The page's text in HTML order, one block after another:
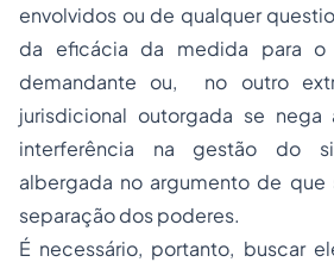
envolvidos ou de qualquer
da eficácia da medida para
demandante ou, no outro
jurisdicional outorgada se nega
interferência na gestão do
albergada no argumento de que
separação dos poderes.
É necessário, portanto, buscar